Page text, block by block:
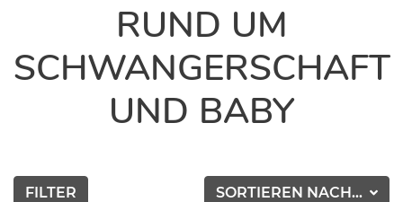
RUND UM
SCHWANGERSCHAFT
UND BABY
SORTIEREN NACH...
FILTER